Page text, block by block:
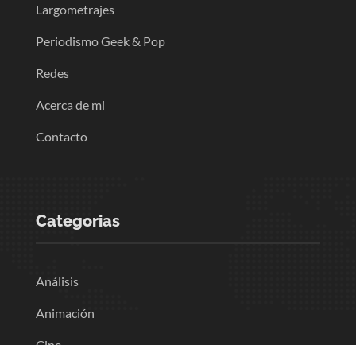
Largometrajes
Periodismo Geek & Pop
Redes
Acerca de mi
Contacto
Categorias
Análisis
Animación